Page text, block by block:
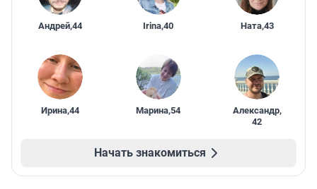
Андрей,44 Irina,40 Ната,43
Ирина,44 Марина,54 Александр,
42
Начать знакомиться